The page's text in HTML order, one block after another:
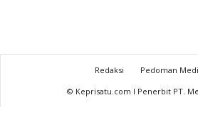
Redaksi
Pedoman
© Keprisatu.com I Penerbit PT.